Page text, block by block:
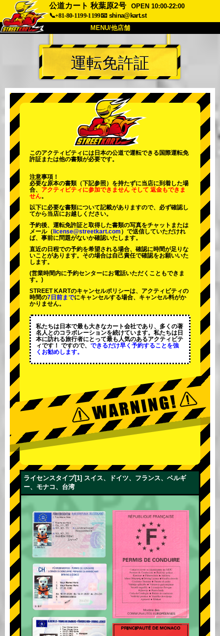
公道カート 秋葉原2号
OPEN 10:00-22:00
📞+81-80-1199-1199📧 shina@kart.st
MENU/他店舗
トップ
概要 車両 価格
会社 予約
他店舗
東京 秋葉原 #2 東京 渋谷
東京 渋谷アネックス
東京 浅草 大阪
運転免許証
このアクティビティには日本の公道で運転できる国際運転免
許証または他の書類が必要です。
注意事項！
必要な原本の書類（下記参照）を持たずに当店に到着した場
合、 アクティビティに参加できません そして 返金もできま
せん。
以下に必要な書類について記載がありますので、必ず確認し
てから当店にお越しください。
予約後、運転免許証と取得した書類の写真をチャットまたは
メール（ license@streetkart.com ）で送信していただけれ
ば、事前に問題がないか確認いたします。
直近の日程での予約を希望される場合、確認に時間が足りな
いことがあります。その場合は自己責任で確認をお願いいた
します。
(営業時間内に予約センターにお電話いただくこともできま
す。)
STREET KARTのキャンセルポリシーは、アクティビティの
時間の7日前までにキャンセルする場合、キャンセル料がか
かりません。
私たちは日本で最も大きなカート会社であり、 多くの著
名人 とのコラボレーションを続けています。私たちは日
本に訪れる旅行者にとって最も人気のあるアクティビテ
ィです！ ですので、 できるだけ早く予約することを強
くお勧めします。
ライセンスタイプ[1] スイス、ドイツ、フランス、ベルギ
ー、モナコ、台湾